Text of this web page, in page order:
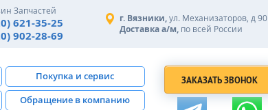
Запчастей
621-35-25
902-28-69
г. Вязники,ул. Механизаторов, д 90
Доставка а/м, по всей России
ЗАКАЗАТЬ ЗВОНОК
Покупка и сервис
Обращение в компанию